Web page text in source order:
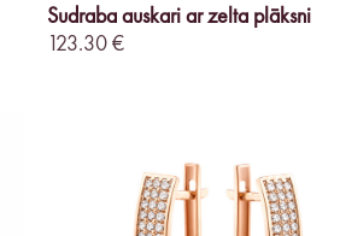
Sudraba auskari ar zelta plāksni
123.30 €